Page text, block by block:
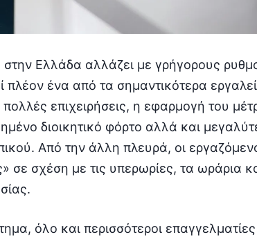
Ελλάδα αλλάζει με γρήγορους
πλέον ένα από τα σημαντικότερα
επιχειρήσεις, η εφαρμογή του
διοικητικό φόρτο αλλά και
Από την άλλη πλευρά, οι
σε σχέση με τις υπερωρίες, τα ωράρια
όλο και περισσότεροι